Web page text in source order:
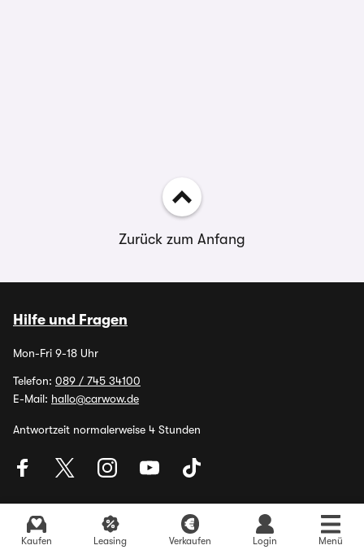
Kaufen Leasing Verkaufen Login Menü
Aktuelle Angebote finden
Zurück zum Anfang
Hilfe und Fragen
Mon-Fri 9-18 Uhr
Telefon: 089 / 745 34100
E-Mail: hallo@carwow.de
Antwortzeit normalerweise 4 Stunden
Über uns
Kontakt
Presse
Karriere